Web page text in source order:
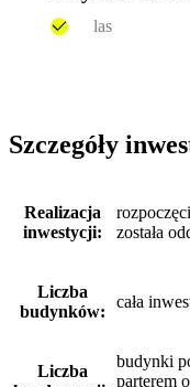
las
Szczegóły
Realizacja
inwestycji:
została
Liczba
budynków:
cała
Liczba
budynki
parterem